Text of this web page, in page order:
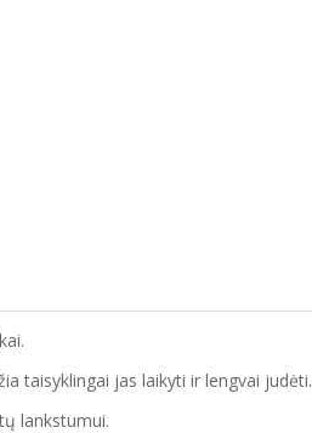
taisyklingai jas laikyti ir lengvai judėti.
lankstumui.